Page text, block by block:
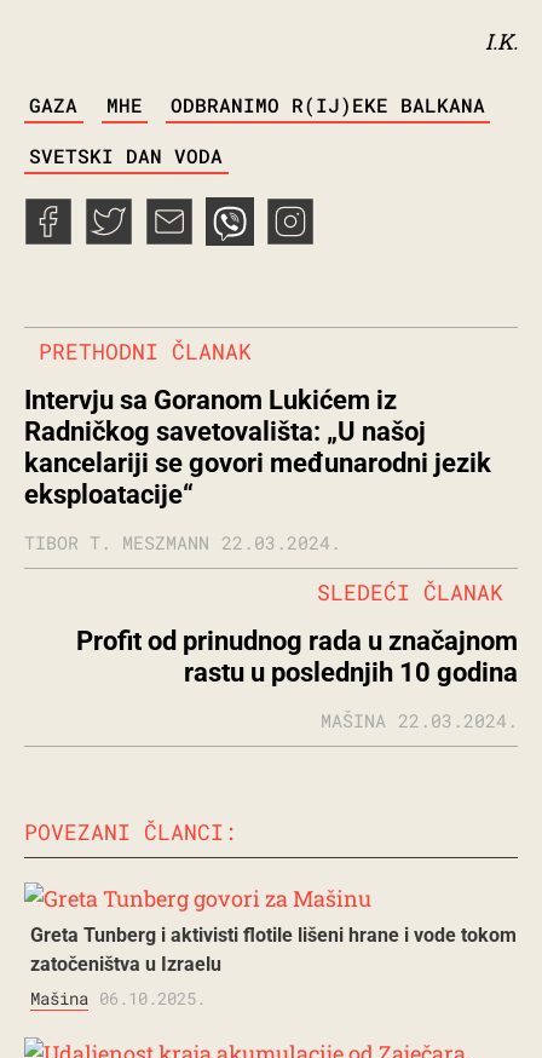
I.K.
GAZA MHE ODBRANIMO R(IJ)EKE BALKANA
SVETSKI DAN VODA
PRETHODNI ČLANAK
Intervju sa Goranom Lukićem iz
Radničkog savetovališta: „U našoj
kancelariji se govori međunarodni jezik
eksploatacije“
TIBOR T. MESZMANN 22.03.2024.
Profit od prinudnog rada u značajnom
rastu u poslednjih 10 godina
SLEDEĆI ČLANAK
MAŠINA 22.03.2024.
POVEZANI ČLANCI:
Greta Tunberg i aktivisti flotile lišeni hrane i vode tokom
zatočeništva u Izraelu
Mašina 06.10.2025.